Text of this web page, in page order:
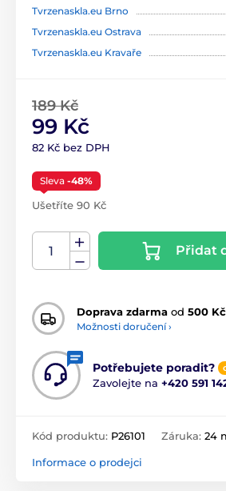
Tvrzenaskla.eu Brno
Tvrzenaskla.eu Ostrava
Tvrzenaskla.eu Kravaře
189 Kč
99 Kč
82 Kč bez DPH
Sleva -48%
Ušetříte 90 Kč
Přidat
Doprava zdarma od 500 Kč
Možnosti doručení ›
Potřebujete poradit?
Zavolejte na +420 591
Kód produktu: P26101 Záruka: 24
Informace o prodejci